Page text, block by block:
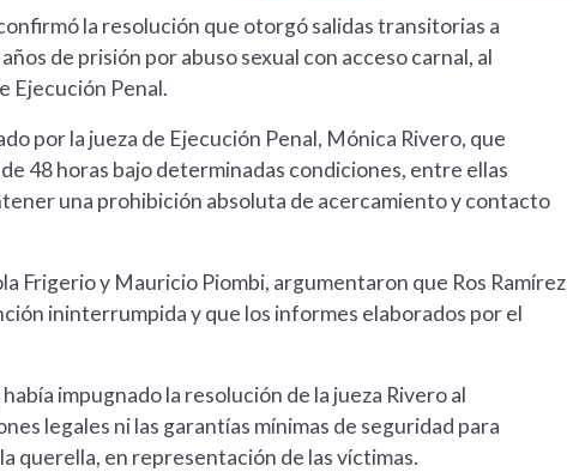
la resolución que otorgó salidas transitorias a
de prisión por abuso sexual con acceso carnal, al
Ejecución Penal.
por la jueza de Ejecución Penal, Mónica Rivero, que
48 horas bajo determinadas condiciones, entre ellas
una prohibición absoluta de acercamiento y contacto
Frigerio y Mauricio Piombi, argumentaron que Ros Ramírez
ininterrumpida y que los informes elaborados por el
impugnado la resolución de la jueza Rivero al
legales ni las garantías mínimas de seguridad para
querella, en representación de las víctimas.